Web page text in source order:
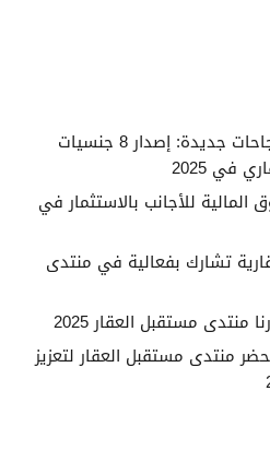
بوابة إسطنبول تحقق نجاحات جديدة: إصدار 8 جنسيات
في 2025
للأجانب بالاستثمار في
تشارك بفعالية في منتدى
مستقبل العقار 2025
منتدى مستقبل العقار لتعزيز